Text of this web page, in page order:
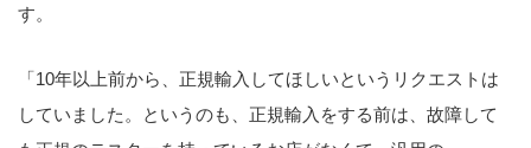
す。
「10年以上前から、正規輸入してほしいというリクエストは
していました。というのも、正規輸入をする前は、故障して